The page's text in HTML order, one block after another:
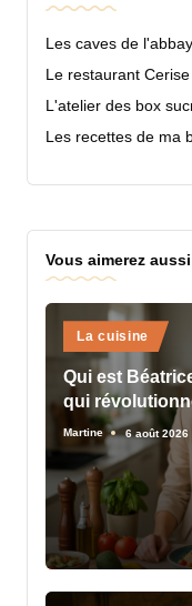
Les caves de
Le restaurant
L'atelier des box
Les recettes de ma
Vous aimerez aussi
Posted
La cuisine
Qui est
qui
Posted
by
Martine 6 août 2026